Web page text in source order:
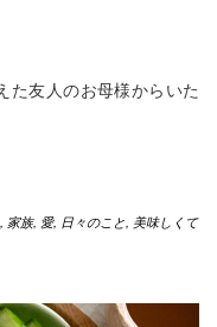
た友人のお母様からいた
, 家族, 愛, 日々のこと, 美味しくて